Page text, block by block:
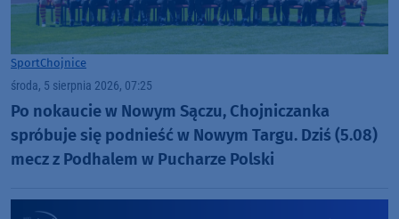
SportChojnice
środa, 5 sierpnia 2026, 07:25
Po nokaucie w Nowym Sączu, Chojniczanka
spróbuje się podnieść w Nowym Targu. Dziś (5.08)
mecz z Podhalem w Pucharze Polski